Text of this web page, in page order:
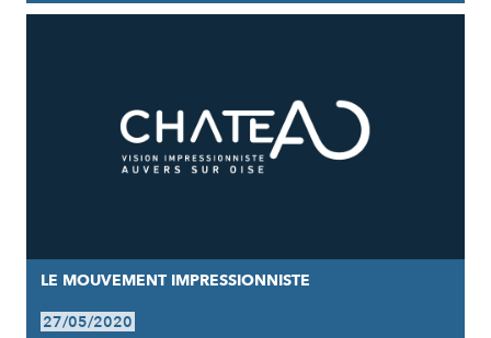
LE MOUVEMENT IMPRESSIONNISTE
27/05/2020